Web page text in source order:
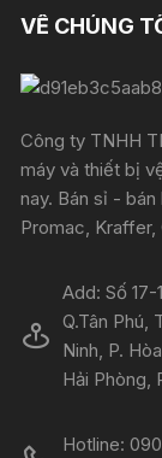
VỀ CHÚNG
Công ty TNHH
máy và thiết bị
nay. Bán sỉ - bán
Promac, Kraffer,
Add: Số 17-
Q.Tân Phú,
Ninh, P.
Hải Phòng,
Hotline: